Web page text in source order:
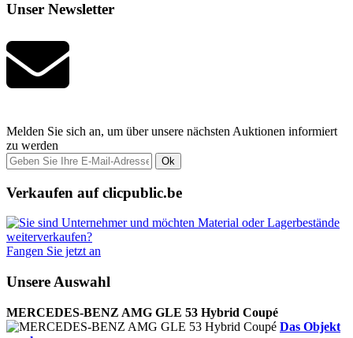
Unser Newsletter
Melden Sie sich an, um über unsere nächsten Auktionen informiert
zu werden
Ok
Verkaufen auf clicpublic.be
Fangen Sie jetzt an
Unsere Auswahl
MERCEDES-BENZ AMG GLE 53 Hybrid Coupé
Das Objekt